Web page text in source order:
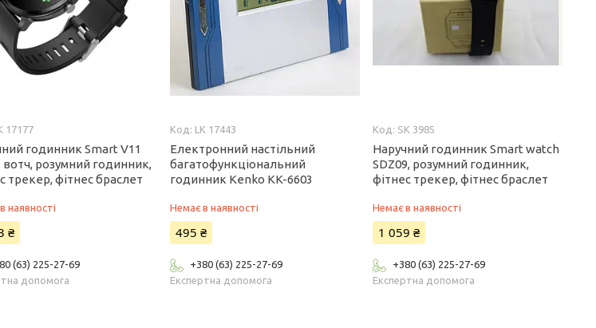
17177
годинник Smart V11
вотч, розумний годинник,
трекер, фітнес браслет
наявності
₴
(63) 225-27-69
допомога
LK 17443
Електронний настільний
багатофункціональний
годинник Kenko KK-6603
Немає в наявності
495 ₴
+380 (63) 225-27-69
Експертна допомога
SK 3985
Наручний годинник Smart watch
SDZ09, розумний годинник,
фітнес трекер, фітнес браслет
Немає в наявності
1 059 ₴
+380 (63) 225-27-69
Експертна допомога